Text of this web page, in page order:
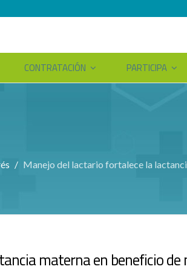
CONTRATACIÓN PARTICIPA
Manejo del lactario fortalece la
materna en beneficio